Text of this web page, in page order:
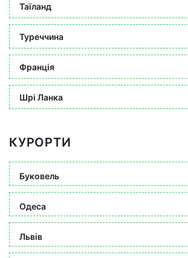
Таїланд
Туреччина
Франція
Шрі Ланка
КУРОРТИ
Буковель
Одеса
Львів